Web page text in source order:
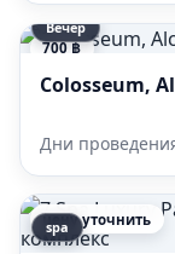
700 ฿
Вечер
Colosseum,
Дни
цену уточнить
spa